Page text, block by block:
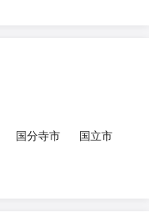
国分寺市
国立市